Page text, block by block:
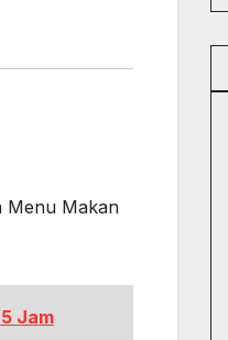
Menu Makan
Jam